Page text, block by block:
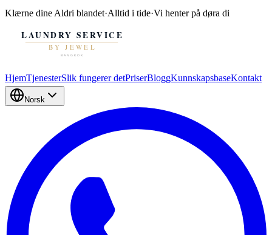
Klærne dine Aldri blandet·Alltid i tide·Vi henter på døra di
HjemTjenesterSlik fungerer detPriserBloggKunnskapsbaseKontakt
Norsk